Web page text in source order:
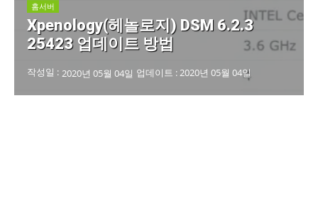
홈서버
Xpenology(헤놀로지) DSM 6.2.3
25423 업데이트 방법
작성일 : 2020년 05월 04일 업데이트 :2020년 05월 04일